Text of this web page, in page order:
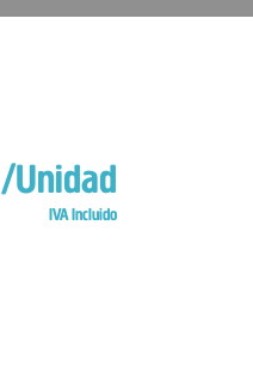
/Unidad
IVA Incluido